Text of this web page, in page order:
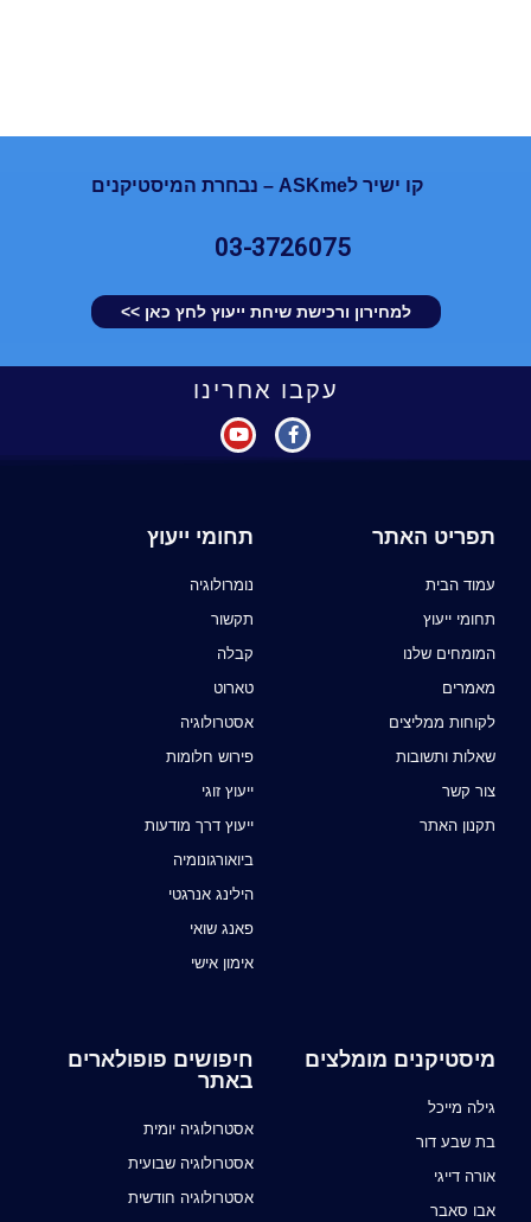
קו ישיר לASKme – נבחרת המיסטיקנים
03-3726075
למחירון ורכישת שיחת ייעוץ לחץ כאן >>
עקבו אחרינו
תפריט האתר
עמוד הבית
תחומי ייעוץ
המומחים שלנו
מאמרים
לקוחות ממליצים
שאלות ותשובות
צור קשר
תקנון האתר
תחומי ייעוץ
נומרולוגיה
תקשור
קבלה
טארוט
אסטרולוגיה
פירוש חלומות
ייעוץ זוגי
ייעוץ דרך מודעות
ביואורגונומיה
הילינג אנרגטי
פאנג שואי
אימון אישי
מיסטיקנים מומלצים
גילה מייכל
בת שבע דור
אורה דייגי
אבו סאבר
חיפושים פופולארים
באתר
אסטרולוגיה יומית
אסטרולוגיה שבועית
אסטרולוגיה חודשית